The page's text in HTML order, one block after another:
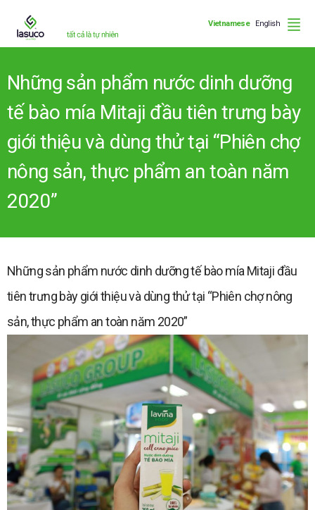
Vietnamese English
Những sản phẩm nước dinh dưỡng
tế bào mía Mitaji đầu tiên trưng bày
giới thiệu và dùng thử tại “Phiên chợ
nông sản, thực phẩm an toàn năm
2020”
Những sản phẩm nước dinh dưỡng tế bào mía Mitaji đầu
tiên trưng bày giới thiệu và dùng thử tại “Phiên chợ nông
sản, thực phẩm an toàn năm 2020”